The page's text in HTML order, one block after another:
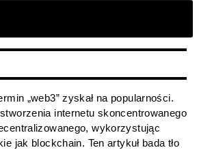
„web3” zyskał na popularności.
internetu skoncentrowanego
wykorzystując
jak blockchain. Ten artykuł bada tło